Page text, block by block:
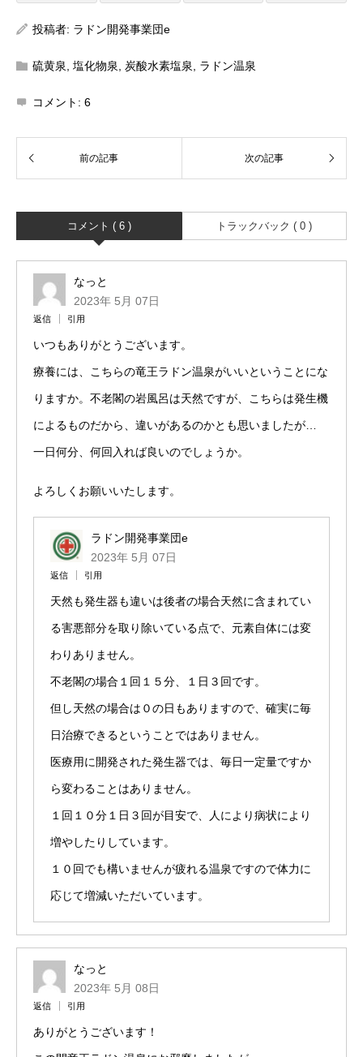
投稿者: ラドン開発事業団e
硫黄泉 塩化物泉 炭酸水素塩泉 ラドン温泉
コメント: 6
コメント ( 6 ) トラックバック ( 0 )
なっと
2023年 5月 07日
返信 引用
いつもありがとうございます。
療養には、こちらの竜王ラドン温泉がいいということにな
りますか。不老閣の岩風呂は天然ですが、こちらは発生機
によるものだから、違いがあるのかとも思いましたが…
一日何分、何回入れば良いのでしょうか。
よろしくお願いいたします。
ラドン開発事業団e
2023年 5月 07日
返信 引用
天然も発生器も違いは後者の場合天然に含まれてい
る害悪部分を取り除いている点で、元素自体には変
わりありません。
不老閣の場合１回１５分、１日３回です。
但し天然の場合は０の日もありますので、確実に毎
日治療できるということではありません。
医療用に開発された発生器では、毎日一定量ですか
ら変わることはありません。
１回１０分１日３回が目安で、人により病状により
増やしたりしています。
１０回でも構いませんが疲れる温泉ですので体力に
応じて増減いただいています。
なっと
2023年 5月 08日
返信 引用
ありがとうございます！